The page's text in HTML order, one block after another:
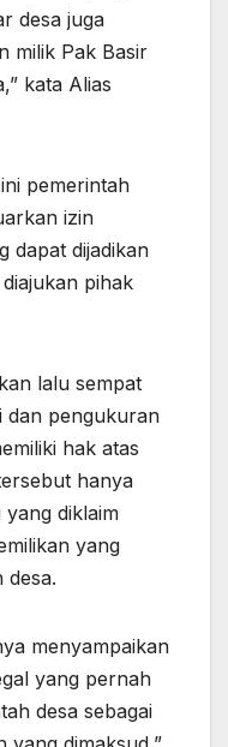
desa juga
milik Pak Basir
kata Alias
pemerintah
izin
dapat dijadikan
pihak
lalu sempat
dan pengukuran
hak atas
hanya
diklaim
yang
desa.
menyampaikan
yang pernah
desa sebagai